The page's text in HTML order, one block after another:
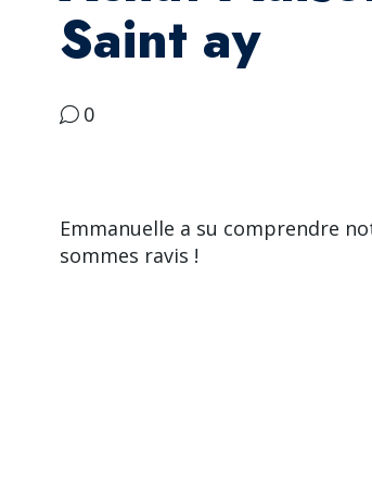
Saint ay
0
Emmanuelle a su comprendre
sommes ravis !